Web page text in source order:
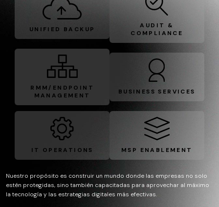
UNIFIED BACKUP
AUDIT &
COMPLIANCE
RMM/ENDPOINT
MANAGEMENT
BUSINESS SERVICES
IT OPERATIONS MSP ENABLEMENT
Nuestro propósito es construir un mundo donde las empresas no solo
estén protegidas, sino también capacitadas para aprovechar al máximo
la tecnología y las estrategias digitales más efectivas.